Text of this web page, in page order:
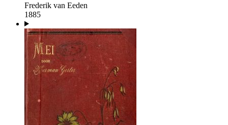
Frederik van Eeden
1885